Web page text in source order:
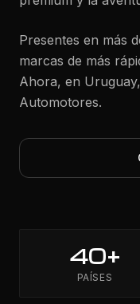
Presentes en más
marcas de más
Ahora, en
Automotores.
40+
PAÍSES